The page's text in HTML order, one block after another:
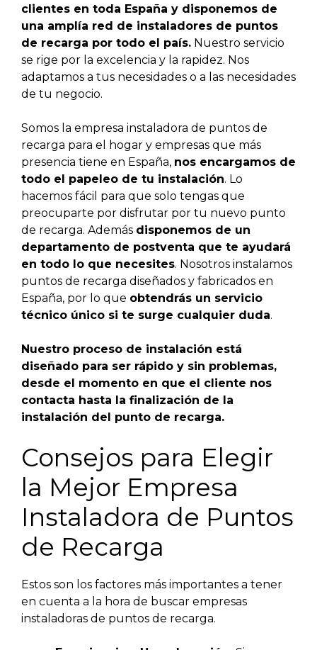
clientes en toda España y disponemos de
una amplía red de instaladores de puntos
de recarga por todo el país. Nuestro servicio
se rige por la excelencia y la rapidez. Nos
adaptamos a tus necesidades o a las necesidades
de tu negocio.
Somos la empresa instaladora de puntos de
recarga para el hogar y empresas que más
presencia tiene en España, nos encargamos de
todo el papeleo de tu instalación. Lo
hacemos fácil para que solo tengas que
preocuparte por disfrutar por tu nuevo punto
de recarga. Además disponemos de un
departamento de postventa que te ayudará
en todo lo que necesites. Nosotros instalamos
puntos de recarga diseñados y fabricados en
España, por lo que obtendrás un servicio
técnico único si te surge cualquier duda.
Nuestro proceso de instalación está
diseñado para ser rápido y sin problemas,
desde el momento en que el cliente nos
contacta hasta la finalización de la
instalación del punto de recarga.
Consejos para Elegir
la Mejor Empresa
Instaladora de Puntos
de Recarga
Estos son los factores más importantes a tener
en cuenta a la hora de buscar empresas
instaladoras de puntos de recarga.